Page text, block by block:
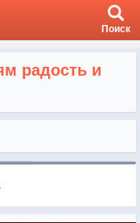
Поиск
радость и